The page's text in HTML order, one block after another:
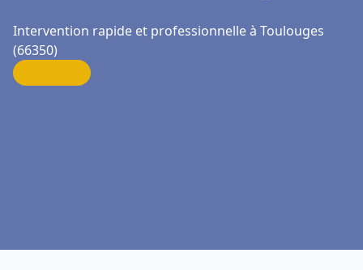
Intervention rapide et professionnelle à Toulouges
(66350)